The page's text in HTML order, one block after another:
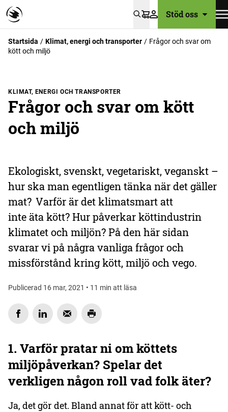
VarukorgStöd oss
Startsida Klimat, energi och transporter
Frågor och svar om
kött och miljö
KLIMAT, ENERGI OCH TRANSPORTER
Frågor och svar om kött
och miljö
Ekologiskt, svenskt, vegetariskt, veganskt –
hur ska man egentligen tänka när det gäller
mat? Varför är det klimatsmart att
inte äta kött? Hur påverkar köttindustrin
klimatet och miljön? På den här sidan
svarar vi på några vanliga frågor och
missförstånd kring kött, miljö och vego.
Publicerad 16 mar, 2021 • 11 min att läsa
1. Varför pratar ni om köttets
miljöpåverkan? Spelar det
verkligen någon roll vad folk äter?
Ja, det gör det. Bland annat för att kött- och